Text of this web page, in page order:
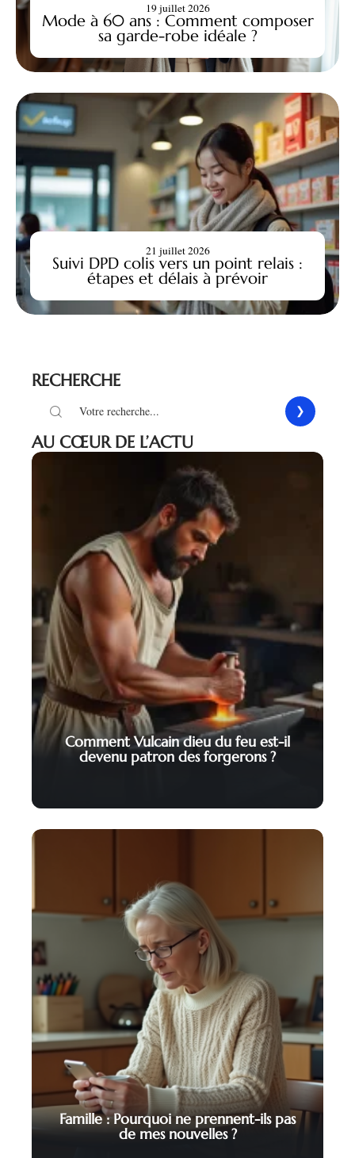
Mode à 60 ans : Comment composer
sa garde-robe idéale ?
19 juillet 2026
Suivi DPD colis vers un point relais :
étapes et délais à prévoir
21 juillet 2026
RECHERCHE
AU CŒUR DE L’ACTU
Comment Vulcain dieu du feu est-il
devenu patron des forgerons ?
Famille : Pourquoi ne prennent-ils pas
de mes nouvelles ?